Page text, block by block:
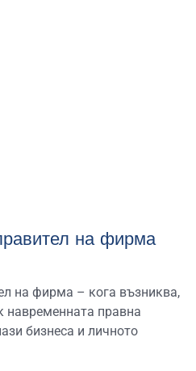
на фирма
на фирма – кога възниква,
навременната правна
бизнеса и личното